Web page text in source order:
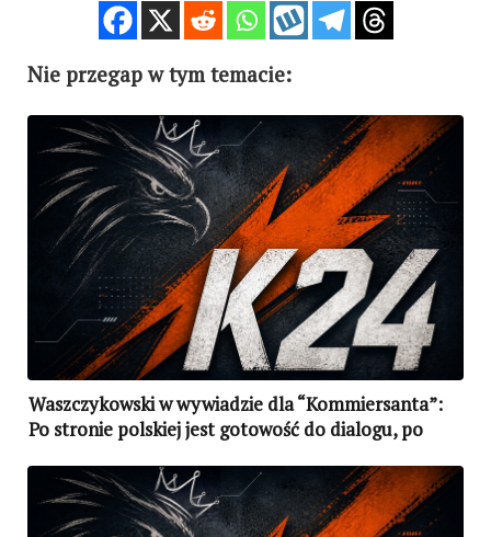
Nie przegap w tym temacie:
Waszczykowski w wywiadzie dla “Kommiersanta”:
Po stronie polskiej jest gotowość do dialogu, po